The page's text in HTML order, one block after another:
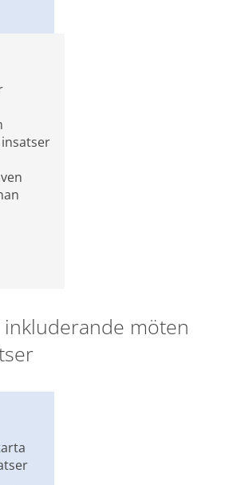
till annan webbplats, öppnas i
till annan webbplats, öppnas i
möten